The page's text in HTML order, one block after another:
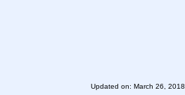
Updated on: March 26, 2018